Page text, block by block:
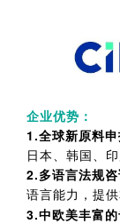
企业优势：
1.全球新原料
日本、韩国、印
2.多语言法规
语言能力，提供
3.中欧美丰富